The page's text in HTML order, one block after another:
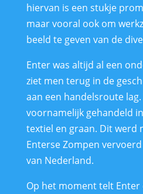
hiervan is een stukje
maar vooral ook om
beeld te geven van de
Enter was altijd al een
ziet men terug in de
aan een handelsroute
voornamelijk gehandeld
textiel en graan. Dit werd
Enterse Zompen
van Nederland.
Op het moment telt Enter